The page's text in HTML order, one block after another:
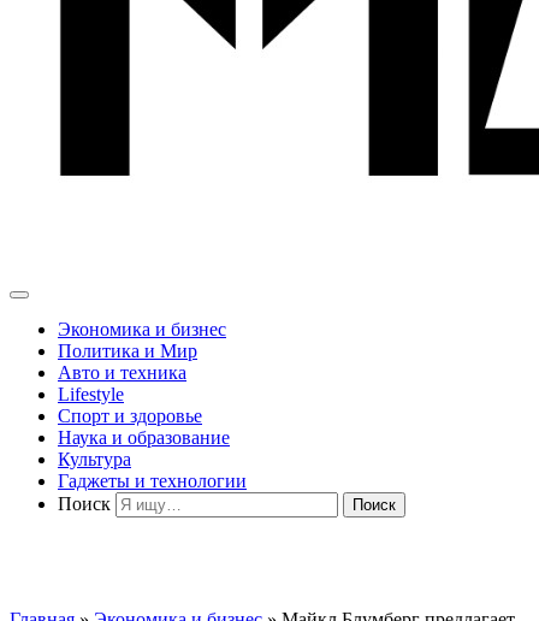
Экономика и бизнес
Политика и Мир
Авто и техника
Lifestyle
Спорт и здоровье
Наука и образование
Культура
Гаджеты и технологии
Поиск